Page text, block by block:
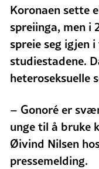
Koronaen sette
spreiinga, men i
spreie seg igjen
studiestadene.
heteroseksuelle
– Gonoré er
unge til å bruke
Øivind Nilsen
pressemelding.